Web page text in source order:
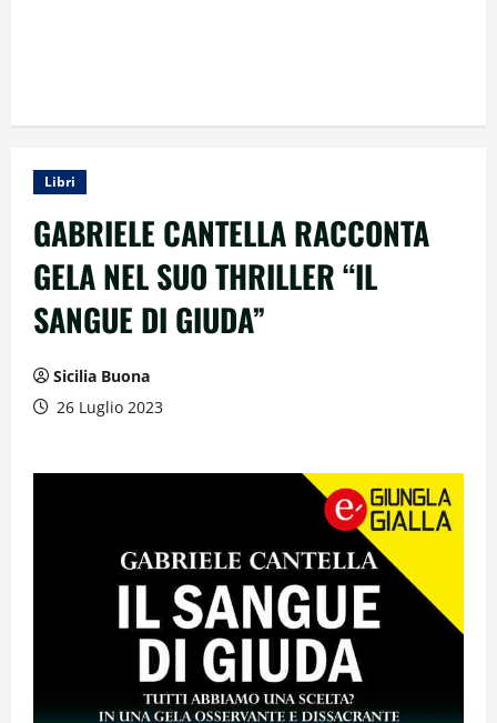
Libri
GABRIELE CANTELLA RACCONTA
GELA NEL SUO THRILLER “IL
SANGUE DI GIUDA”
Sicilia Buona
26 Luglio 2023